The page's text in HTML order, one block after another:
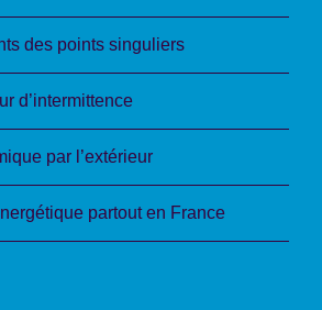
des points singuliers
d’intermittence
par l’extérieur
partout en France